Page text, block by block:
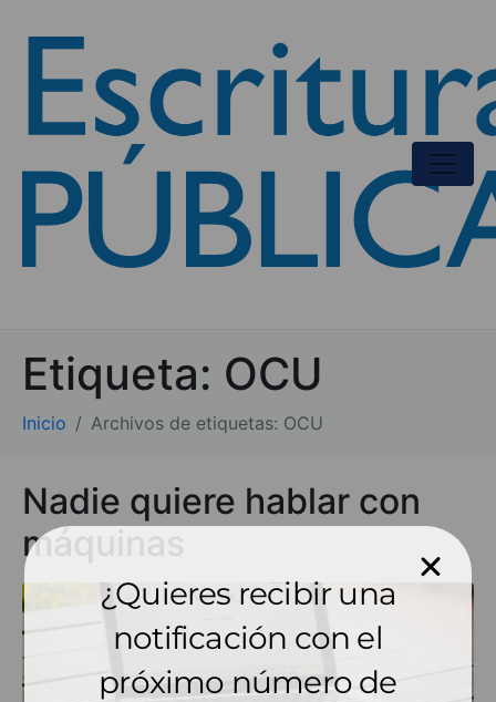
Etiqueta: OCU
Inicio Archivos de etiquetas: OCU
Nadie quiere hablar con
máquinas
¿Quieres recibir una
notificación con el
próximo número de